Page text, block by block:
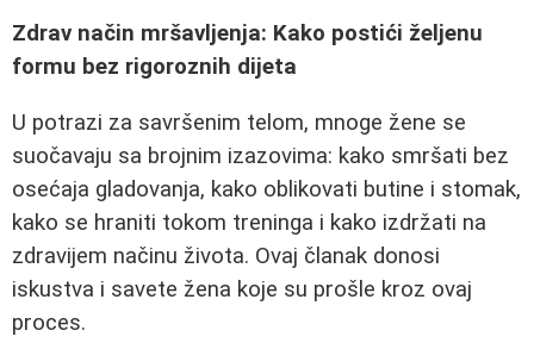
Zdrav način mršavljenja: Kako postići željenu
formu bez rigoroznih dijeta
U potrazi za savršenim telom, mnoge žene se
suočavaju sa brojnim izazovima: kako smršati bez
osećaja gladovanja, kako oblikovati butine i stomak,
kako se hraniti tokom treninga i kako izdržati na
zdravijem načinu života. Ovaj članak donosi
iskustva i savete žena koje su prošle kroz ovaj
proces.